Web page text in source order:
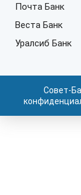
Почта Банк
Веста Банк
Уралсиб Банк
Совет-